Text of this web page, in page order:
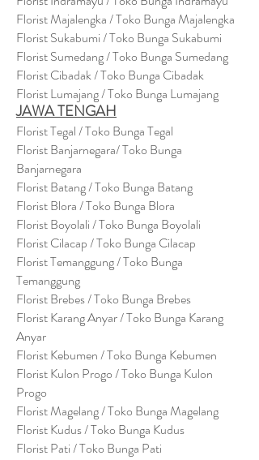
Florist Majalengka / Toko Bunga Majalengka
Florist Sukabumi / Toko Bunga Sukabumi
Florist Sumedang / Toko Bunga Sumedang
Florist Cibadak / Toko Bunga Cibadak
Florist Lumajang / Toko Bunga Lumajang
JAWA TENGAH
Florist Tegal / Toko Bunga Tegal
Florist Banjarnegara/ Toko Bunga
Banjarnegara
Florist Batang / Toko Bunga Batang
Florist Blora / Toko Bunga Blora
Florist Boyolali / Toko Bunga Boyolali
Florist Cilacap / Toko Bunga Cilacap
Florist Temanggung / Toko Bunga
Temanggung
Florist Brebes / Toko Bunga Brebes
Florist Karang Anyar / Toko Bunga Karang
Anyar
Florist Kebumen / Toko Bunga Kebumen
Florist Kulon Progo / Toko Bunga Kulon
Progo
Florist Magelang / Toko Bunga Magelang
Florist Kudus / Toko Bunga Kudus
Florist Pati / Toko Bunga Pati